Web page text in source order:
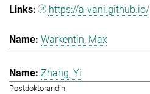
https://a-vani.github.io/
Warkentin, Max
Zhang, Yi
Postdoktorandin